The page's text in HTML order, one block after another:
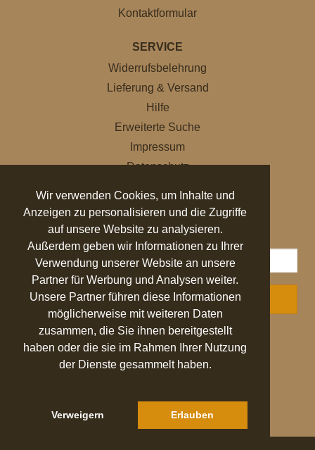
Wir verwenden Cookies, um Inhalte und
Anzeigen zu personalisieren und die Zugriffe
auf unsere Website zu analysieren.
Außerdem geben wir Informationen zu Ihrer
Verwendung unserer Website an unsere
Partner für Werbung und Analysen weiter.
Unsere Partner führen diese Informationen
möglicherweise mit weiteren Daten
zusammen, die Sie ihnen bereitgestellt
haben oder die sie im Rahmen Ihrer Nutzung
der Dienste gesammelt haben.
Verweigern Erlauben
Kontaktformular
SERVICE
Widerrufsbelehrung
Lieferung & Versand
Hilfe
Erweiterte Suche
Impressum
Datenschutz
NEWSLETTER
ABONNIEREN
SEHR GUT
idealo.de, trustedshops.de
Hinweis zu den Bewertungen